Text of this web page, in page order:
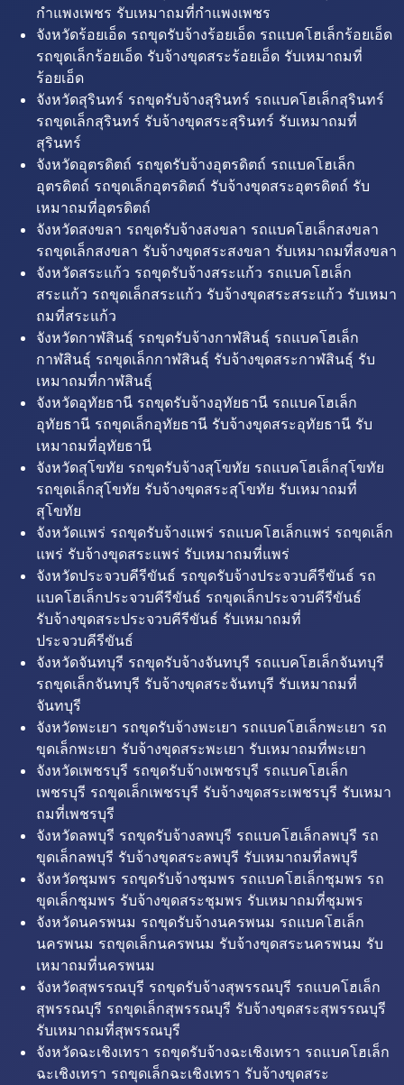
กำแพงเพชร รับเหมาถมที่กำแพงเพชร
จังหวัดร้อยเอ็ด รถขุดรับจ้างร้อยเอ็ด รถแบคโฮเล็กร้อยเอ็ด
รถขุดเล็กร้อยเอ็ด รับจ้างขุดสระร้อยเอ็ด รับเหมาถมที่
ร้อยเอ็ด
จังหวัดสุรินทร์ รถขุดรับจ้างสุรินทร์ รถแบคโฮเล็กสุรินทร์
รถขุดเล็กสุรินทร์ รับจ้างขุดสระสุรินทร์ รับเหมาถมที่
สุรินทร์
จังหวัดอุตรดิตถ์ รถขุดรับจ้างอุตรดิตถ์ รถแบคโฮเล็ก
อุตรดิตถ์ รถขุดเล็กอุตรดิตถ์ รับจ้างขุดสระอุตรดิตถ์ รับ
เหมาถมที่อุตรดิตถ์
จังหวัดสงขลา รถขุดรับจ้างสงขลา รถแบคโฮเล็กสงขลา
รถขุดเล็กสงขลา รับจ้างขุดสระสงขลา รับเหมาถมที่สงขลา
จังหวัดสระแก้ว รถขุดรับจ้างสระแก้ว รถแบคโฮเล็ก
สระแก้ว รถขุดเล็กสระแก้ว รับจ้างขุดสระสระแก้ว รับเหมา
ถมที่สระแก้ว
จังหวัดกาฬสินธุ์ รถขุดรับจ้างกาฬสินธุ์ รถแบคโฮเล็ก
กาฬสินธุ์ รถขุดเล็กกาฬสินธุ์ รับจ้างขุดสระกาฬสินธุ์ รับ
เหมาถมที่กาฬสินธุ์
จังหวัดอุทัยธานี รถขุดรับจ้างอุทัยธานี รถแบคโฮเล็ก
อุทัยธานี รถขุดเล็กอุทัยธานี รับจ้างขุดสระอุทัยธานี รับ
เหมาถมที่อุทัยธานี
จังหวัดสุโขทัย รถขุดรับจ้างสุโขทัย รถแบคโฮเล็กสุโขทัย
รถขุดเล็กสุโขทัย รับจ้างขุดสระสุโขทัย รับเหมาถมที่
สุโขทัย
จังหวัดแพร่ รถขุดรับจ้างแพร่ รถแบคโฮเล็กแพร่ รถขุดเล็ก
แพร่ รับจ้างขุดสระแพร่ รับเหมาถมที่แพร่
จังหวัดประจวบคีรีขันธ์ รถขุดรับจ้างประจวบคีรีขันธ์ รถ
แบคโฮเล็กประจวบคีรีขันธ์ รถขุดเล็กประจวบคีรีขันธ์
รับจ้างขุดสระประจวบคีรีขันธ์ รับเหมาถมที่
ประจวบคีรีขันธ์
จังหวัดจันทบุรี รถขุดรับจ้างจันทบุรี รถแบคโฮเล็กจันทบุรี
รถขุดเล็กจันทบุรี รับจ้างขุดสระจันทบุรี รับเหมาถมที่
จันทบุรี
จังหวัดพะเยา รถขุดรับจ้างพะเยา รถแบคโฮเล็กพะเยา รถ
ขุดเล็กพะเยา รับจ้างขุดสระพะเยา รับเหมาถมที่พะเยา
จังหวัดเพชรบุรี รถขุดรับจ้างเพชรบุรี รถแบคโฮเล็ก
เพชรบุรี รถขุดเล็กเพชรบุรี รับจ้างขุดสระเพชรบุรี รับเหมา
ถมที่เพชรบุรี
จังหวัดลพบุรี รถขุดรับจ้างลพบุรี รถแบคโฮเล็กลพบุรี รถ
ขุดเล็กลพบุรี รับจ้างขุดสระลพบุรี รับเหมาถมที่ลพบุรี
จังหวัดชุมพร รถขุดรับจ้างชุมพร รถแบคโฮเล็กชุมพร รถ
ขุดเล็กชุมพร รับจ้างขุดสระชุมพร รับเหมาถมที่ชุมพร
จังหวัดนครพนม รถขุดรับจ้างนครพนม รถแบคโฮเล็ก
นครพนม รถขุดเล็กนครพนม รับจ้างขุดสระนครพนม รับ
เหมาถมที่นครพนม
จังหวัดสุพรรณบุรี รถขุดรับจ้างสุพรรณบุรี รถแบคโฮเล็ก
สุพรรณบุรี รถขุดเล็กสุพรรณบุรี รับจ้างขุดสระสุพรรณบุรี
รับเหมาถมที่สุพรรณบุรี
จังหวัดฉะเชิงเทรา รถขุดรับจ้างฉะเชิงเทรา รถแบคโฮเล็ก
ฉะเชิงเทรา รถขุดเล็กฉะเชิงเทรา รับจ้างขุดสระ